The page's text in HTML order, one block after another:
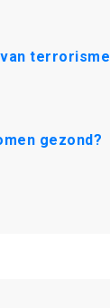
terrorisme
gezond?